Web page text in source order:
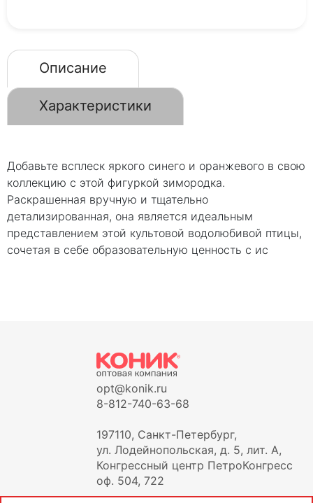
Описание
Характеристики
Добавьте всплеск яркого синего и оранжевого в свою
коллекцию с этой фигуркой зимородка.
Раскрашенная вручную и тщательно
детализированная, она является идеальным
представлением этой культовой водолюбивой птицы,
сочетая в себе образовательную ценность с ис
opt@konik.ru
8-812-740-63-68
197110, Санкт-Петербург,
ул. Лодейнопольская, д. 5, лит. А,
Конгрессный центр ПетроКонгресс
оф. 504, 722